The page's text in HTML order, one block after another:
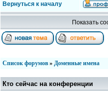
Вернуться к началу
Показать
Список форумов » Доменные имена
Кто сейчас на конференции